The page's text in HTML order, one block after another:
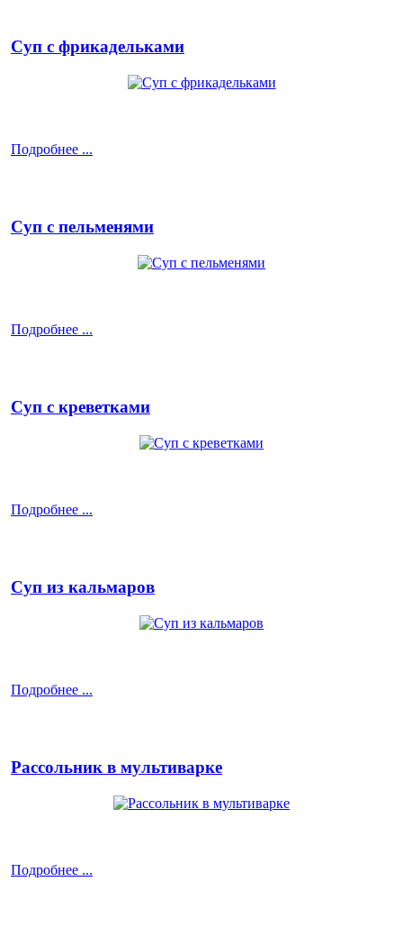
Суп с фрикадельками
Подробнее ...
Суп с пельменями
Подробнее ...
Суп с креветками
Подробнее ...
Суп из кальмаров
Подробнее ...
Рассольник в мультиварке
Подробнее ...